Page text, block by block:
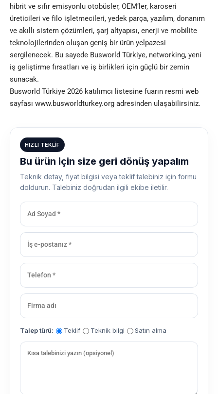
hibrit ve sıfır emisyonlu otobüsler, OEM’ler, karoseri
üreticileri ve filo işletmecileri, yedek parça, yazılım, donanım
ve akıllı sistem çözümleri, şarj altyapısı, enerji ve mobilite
teknolojilerinden oluşan geniş bir ürün yelpazesi
sergilenecek. Bu sayede Busworld Türkiye, networking, yeni
iş geliştirme fırsatları ve iş birlikleri için güçlü bir zemin
sunacak.
Busworld Türkiye 2026 katılımcı listesine fuarın resmi web
sayfası www.busworldturkey.org adresinden ulaşabilirsiniz.
HIZLI TEKLIF
Bu ürün için size geri dönüş yapalım
Teknik detay, fiyat bilgisi veya teklif talebiniz için formu
doldurun. Talebiniz doğrudan ilgili ekibe iletilir.
Talep türü: Teklif Teknik bilgi Satın alma